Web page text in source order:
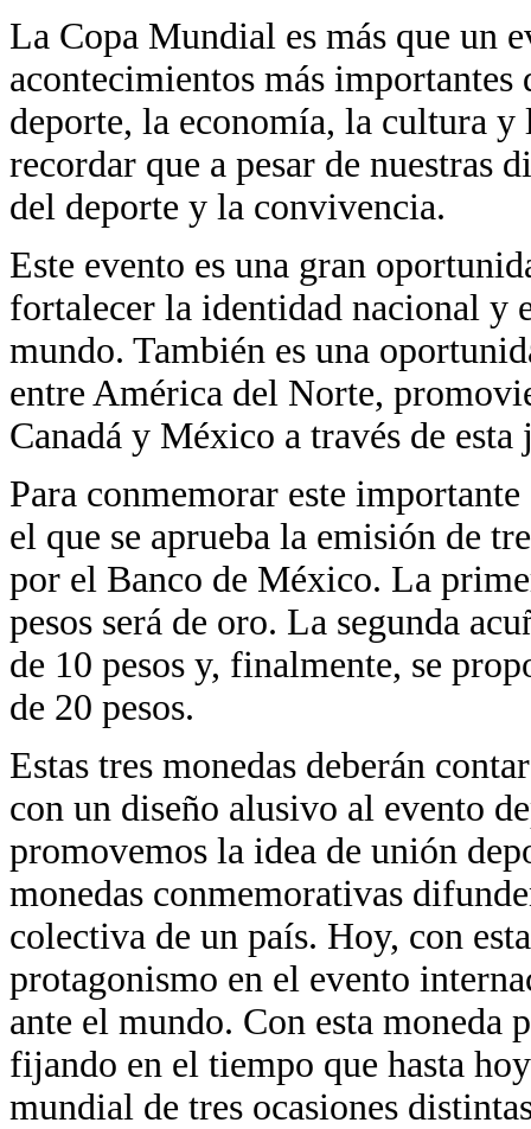
La Copa Mundial es más que un
acontecimientos más
deporte, la economía, la cultura
recordar que a pesar de nuestras
del deporte y la convivencia.
Este evento es una gran
fortalecer la identidad nacional y
mundo. También es una
entre América del Norte,
Canadá y México a través de
Para conmemorar este
el que se aprueba la emisión de
por el Banco de México. La
pesos será de oro. La segunda
de 10 pesos y, finalmente, se
de 20 pesos.
Estas tres monedas deberán
con un diseño alusivo al evento
promovemos la idea de unión
monedas conmemorativas
colectiva de un país. Hoy, con
protagonismo en el evento
ante el mundo. Con esta moneda
fijando en el tiempo que hasta
mundial de tres ocasiones